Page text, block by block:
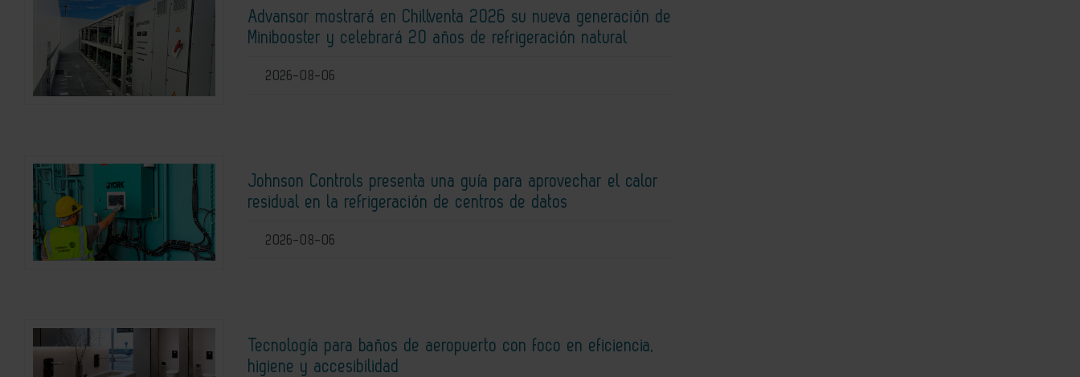
Advansor mostrará en Chillventa 2026 su nueva generación de
Minibooster y celebrará 20 años de refrigeración natural
2026-08-06
Johnson Controls presenta una guía para aprovechar el calor
residual en la refrigeración de centros de datos
2026-08-06
Tecnología para baños de aeropuerto con foco en eficiencia,
higiene y accesibilidad